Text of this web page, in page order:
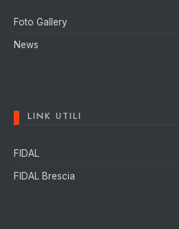
Foto Gallery
News
LINK UTILI
FIDAL
FIDAL Brescia